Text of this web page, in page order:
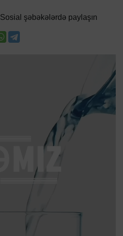
Sosial şəbəkələrdə paylaşın